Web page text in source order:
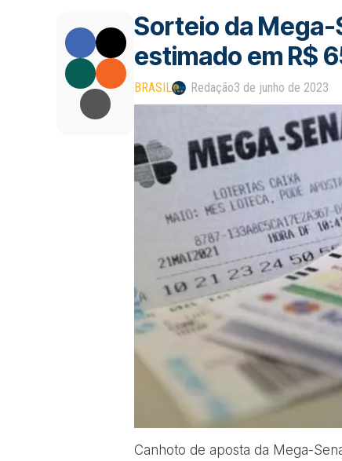
Sorteio da
estimado em R$
BRASIL Redação3 de junho de 2023
Canhoto de aposta da Mega-